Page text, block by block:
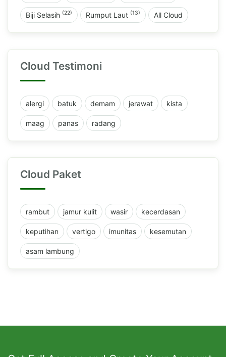
Biji Selasih (22) Rumput Laut (13) All Cloud
Cloud Testimoni
alergi batuk demam jerawat kista
maag panas radang
Cloud Paket
rambut jamur kulit wasir kecerdasan
keputihan vertigo imunitas kesemutan
asam lambung